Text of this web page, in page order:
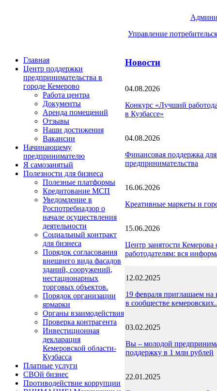
Управление
Главная
Центр поддержки
предпринимательства в
городе Кемерово
Работа центра
Документы
Аренда помещений
Отзывы
Наши достижения
Вакансии
Начинающему
предпринимателю
Я самозанятый
Полезности для бизнеса
Полезные платформы
Кредитование МСП
Уведомление в
Роспотребнадзор о
начале осуществления
деятельности
Социальный контракт
для бизнеса
Порядок согласования
внешнего вида фасадов
зданий, сооружений,
нестационарных
торговых объектов.
Порядок организации
ярмарки
Органы взаимодействия
Проверка контрагента
Инвестиционная
декларация
Кемеровской области-
Кузбасса
Платные услуги
СВОй бизнес
Противодействие коррупции
Новости
04.08.2026
Конкурс «Лучший
в Кузбассе»
04.08.2026
Финансовая поддержка
предпринимательства
16.06.2026
Креативные маркеты и
15.06.2026
Центр занятости
работодателям: вся
12.02.2025
19 февраля приглашаем на
в сообществе
03.02.2025
Вы – молодой
поддержку в 1 млн рублей
22.01.2025